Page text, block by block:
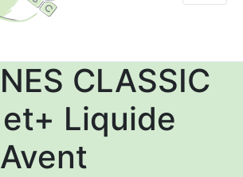
CLASSIC
Liquide